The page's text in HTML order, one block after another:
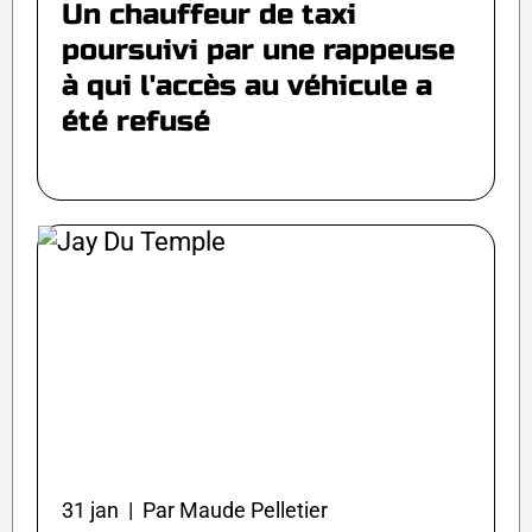
Un chauffeur de taxi
poursuivi par une rappeuse
à qui l'accès au véhicule a
été refusé
31 jan | Par Maude Pelletier